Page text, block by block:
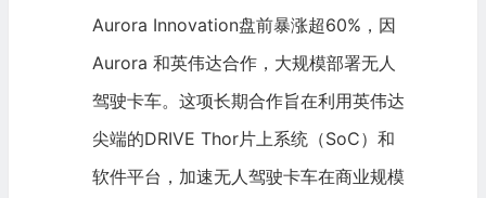
Aurora Innovation盘前暴涨超60%，因
Aurora 和英伟达合作，大规模部署无人
驾驶卡车。这项长期合作旨在利用英伟达
尖端的DRIVE Thor片上系统（SoC）和
软件平台，加速无人驾驶卡车在商业规模